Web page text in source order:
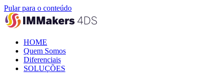
Pular para o conteúdo
HOME
Quem Somos
Diferenciais
SOLUÇÕES